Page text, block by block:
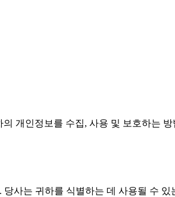
개인정보를 수집, 사용 및 보호하는
사는 귀하를 식별하는 데 사용될 수